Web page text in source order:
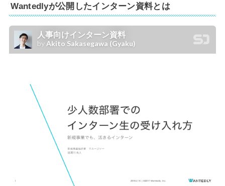
Wantedlyが公開したインターン資料とは